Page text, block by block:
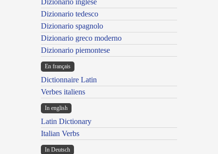
Dizionario inglese
Dizionario tedesco
Dizionario spagnolo
Dizionario greco moderno
Dizionario piemontese
En français
Dictionnaire Latin
Verbes italiens
In english
Latin Dictionary
Italian Verbs
In Deutsch